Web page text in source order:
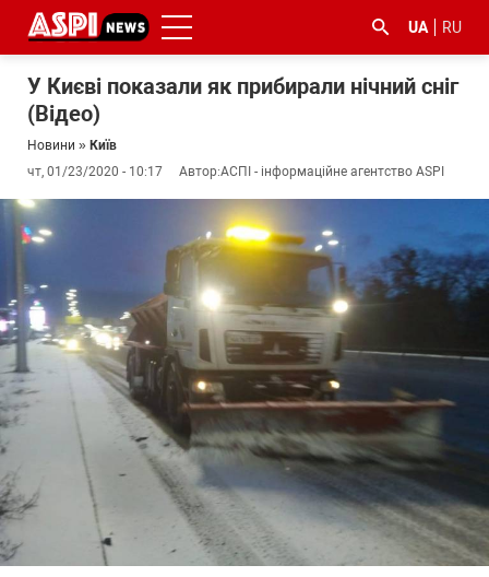
UA RU
У Києві показали як прибирали нічний сніг
(Відео)
Новини » Київ
чт, 01/23/2020 - 10:17
Автор:АСПІ - інформаційне агентство ASPI
#ООС
корупцією
#ДФС #Київ #коронавірус